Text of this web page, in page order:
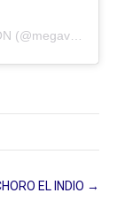
EL INDIO →